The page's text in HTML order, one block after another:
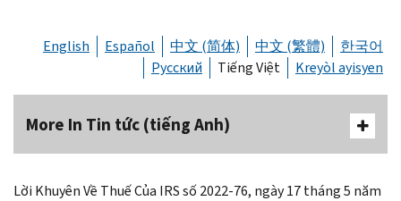
English Español 中文 (简体) 中文 (繁體)
한국어
Русский
Tiếng Việt Kreyòl ayisyen
More In Tin tức (tiếng Anh)
Lời Khuyên Về Thuế Của IRS số 2022-76, ngày 17 tháng 5 năm